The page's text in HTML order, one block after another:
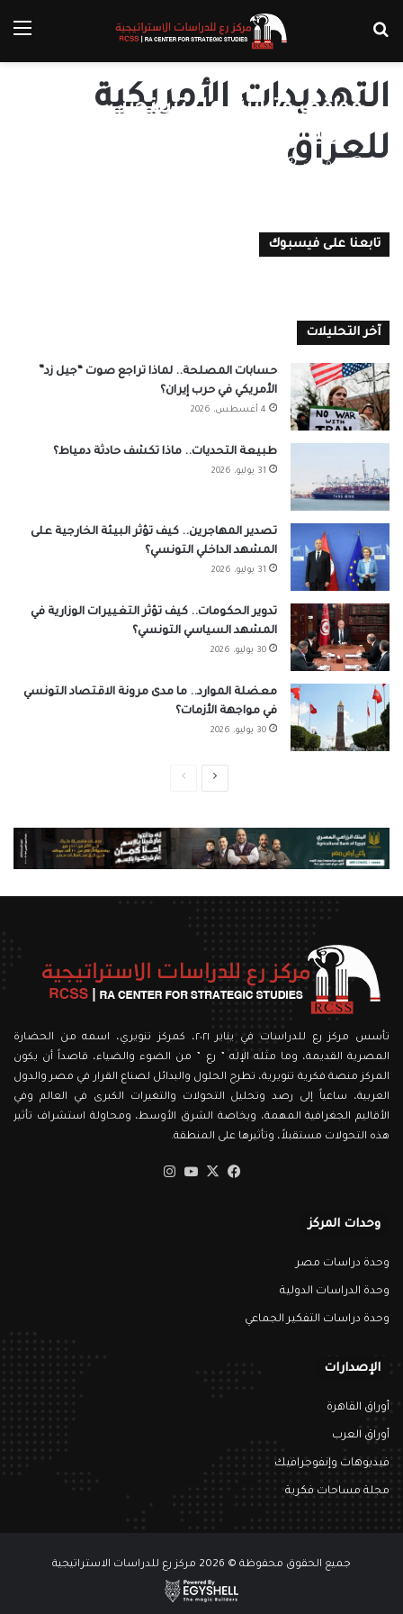
التهديدات الأمريكية
للعراق
مواقف متباينة: هل تستجيب
الميليشات العراقية للتهديدات
الأمريكية؟
سارة أمين
تابعنا على فيسبوك
آخر التحليلات
حسابات المصلحة.. لماذا تراجع صوت “جيل زد”
الأمريكي في حرب إيران؟
4 أغسطس، 2026
طبيعة التحديات.. ماذا تكشف حادثة دمياط؟
31 يوليو، 2026
تصدير المهاجرين.. كيف تؤثر البيئة الخارجية على
المشهد الداخلي التونسي؟
31 يوليو، 2026
تدوير الحكومات.. كيف تؤثر التغييرات الوزارية في
المشهد السياسي التونسي؟
30 يوليو، 2026
معضلة الموارد.. ما مدى مرونة الاقتصاد التونسي
في مواجهة الأزمات؟
30 يوليو، 2026
الصفحةالصفحة
تأسس مركز رع للدراسات في يناير ٢٠٢١، كمركز تنويري، اسمه من الحضارة
المصرية القديمة، وما مثله الإله ” رع ” من الضوء والضياء، قاصداً أن يكون
المركز منصة فكرية تنويرية، تطرح الحلول والبدائل لصناع القرار في مصر والدول
العربية، ساعياً إلى رصد وتحليل التحولات والتغيرات الكبرى في العالم وفي
الأقاليم الجغرافية المهمة، وبخاصة الشرق الأوسط، ومحاولة استشراف تأثير
هذه التحولات مستقبلاً، وتأثيرها على المنطقة.
فيسبوك
‫X
‫YouTube
وحدات المركز
وحدة دراسات مصر
وحدة الدراسات الدولية
وحدة دراسات التفكير الجماعي
الإصدارات
أوراق القاهرة
أوراق العرب
فيديوهات وإنفوجرافيك
مجلة مساحات فكرية
جميع الحقوق محفوظة © 2026 مركز رع للدراسات الاستراتيجية